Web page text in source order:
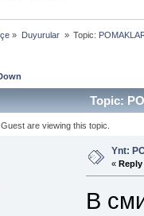
» Duyurular » Topic:
Topic:
are viewing this topic.
Ynt:
« Reply
В